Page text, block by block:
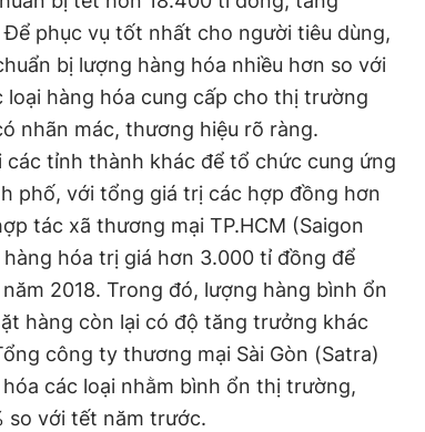
phục vụ tốt nhất cho người tiêu dùng,
bị lượng hàng hóa nhiều hơn so với
loại hàng hóa cung cấp cho thị trường
nhãn mác, thương hiệu rõ ràng.
các tỉnh thành khác để tổ chức cung ứng
phố, với tổng giá trị các hợp đồng hơn
tác xã thương mại TP.HCM (Saigon
hóa trị giá hơn 3.000 tỉ đồng để
2018. Trong đó, lượng hàng bình ổn
hàng còn lại có độ tăng trưởng khác
công ty thương mại Sài Gòn (Satra)
các loại nhằm bình ổn thị trường,
so với tết năm trước.